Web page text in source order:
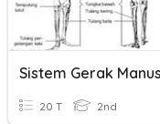
20 T 2nd